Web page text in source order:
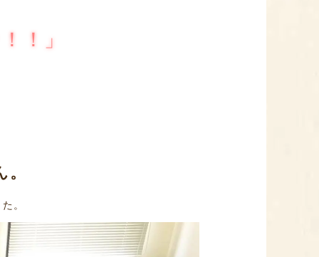
！」
。